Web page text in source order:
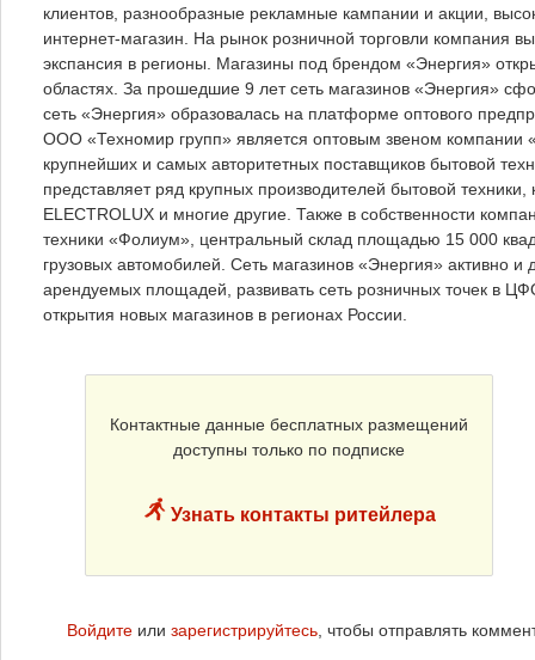
клиентов, разнообразные рекламные кампании и акции,
интернет-магазин. На рынок розничной торговли компания
экспансия в регионы. Магазины под брендом «Энергия»
областях. За прошедшие 9 лет сеть магазинов «Энергия»
сеть «Энергия» образовалась на платформе оптового
ООО «Техномир групп» является оптовым звеном компании
крупнейших и самых авторитетных поставщиков бытовой
представляет ряд крупных производителей бытовой
ELECTROLUX и многие другие. Также в собственности
техники «Фолиум», центральный склад площадью 15 000
грузовых автомобилей. Сеть магазинов «Энергия» активно
арендуемых площадей, развивать сеть розничных точек в
открытия новых магазинов в регионах России.
Контактные данные бесплатных размещений
доступны только по подписке
Узнать контакты ритейлера
Войдите или зарегистрируйтесь, чтобы отправлять